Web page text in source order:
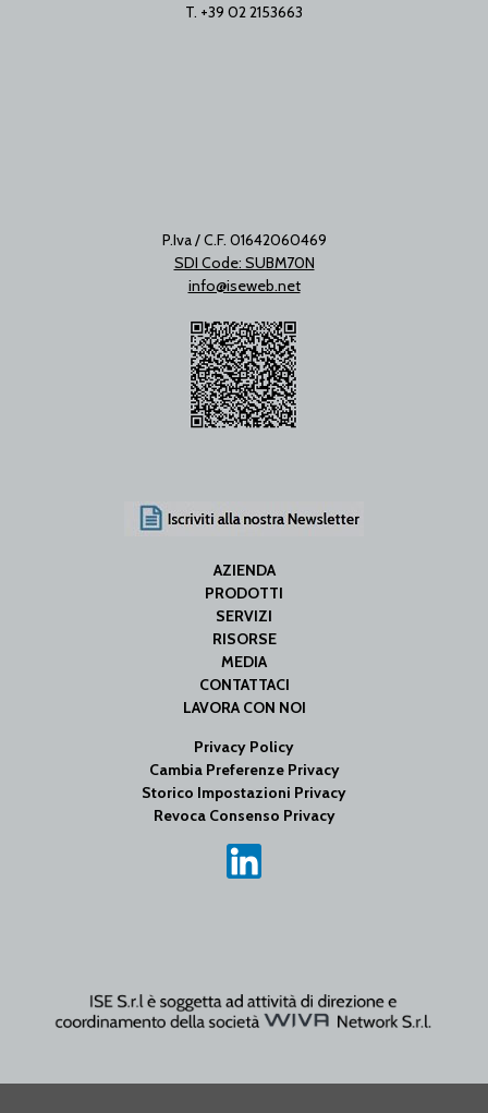
T. +39 02 2153663
P.Iva / C.F. 01642060469
SDI Code: SUBM70N
info@iseweb.net
AZIENDA
PRODOTTI
SERVIZI
RISORSE
MEDIA
CONTATTACI
LAVORA CON NOI
Privacy Policy
Cambia Preferenze Privacy
Storico Impostazioni Privacy
Revoca Consenso Privacy